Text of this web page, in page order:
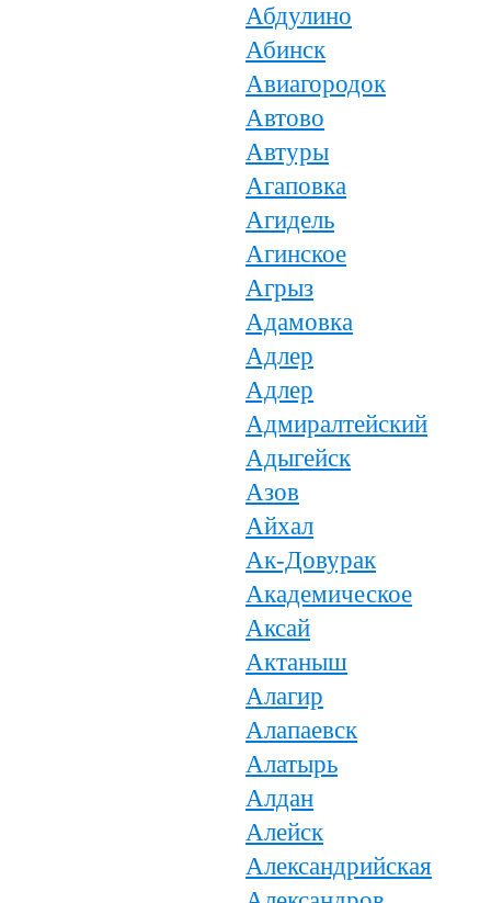
Абдулино
Абинск
Авиагородок
Автово
Автуры
Агаповка
Агидель
Агинское
Агрыз
Адамовка
Адлер
Адлер
Адмиралтейский
Адыгейск
Азов
Айхал
Ак-Довурак
Академическое
Аксай
Актаныш
Алагир
Алапаевск
Алатырь
Алдан
Алейск
Александрийская